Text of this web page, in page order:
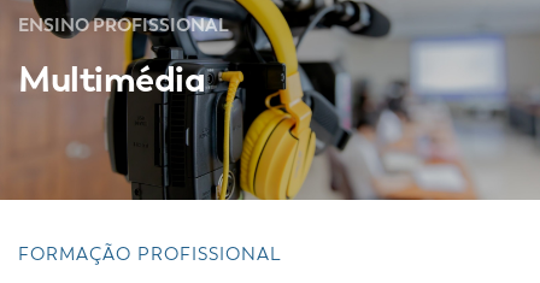
ENSINO PROFISSIONAL
Multimédia
FORMAÇÃO PROFISSIONAL